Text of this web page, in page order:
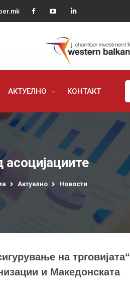
АКТУЕЛНО КОНТАКТ
асоцијациите
Актуелно Новости
на трговијата“
и Македонската